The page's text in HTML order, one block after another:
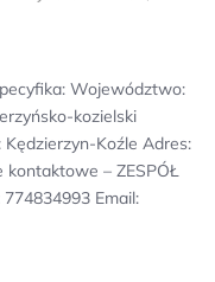
Województwo:
kozielski
Koźle Adres:
kontaktowe – ZESPÓŁ
Email: